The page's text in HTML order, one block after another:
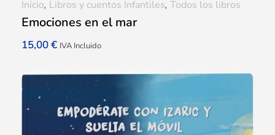
Emociones en el mar
15,00€ IVA Incluido
Inicio, Libros y cuentos Infantiles, Todos los libros